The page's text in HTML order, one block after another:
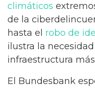
climáticos
de la
hasta el robo de
ilustra la
infraestructura
El Bundesbank